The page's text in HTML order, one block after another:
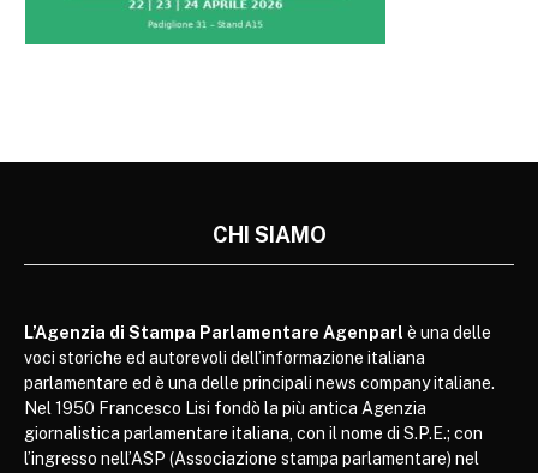
CHI SIAMO
L’Agenzia di Stampa Parlamentare Agenparl è una delle
voci storiche ed autorevoli dell’informazione italiana
parlamentare ed è una delle principali news company italiane.
Nel 1950 Francesco Lisi fondò la più antica Agenzia
giornalistica parlamentare italiana, con il nome di S.P.E.; con
l’ingresso nell’ASP (Associazione stampa parlamentare) nel